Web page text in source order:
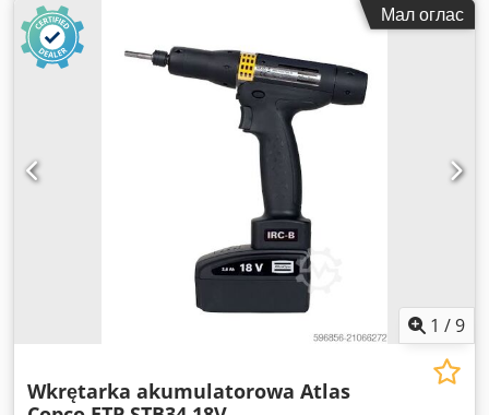
Мал оглас
1 /9
Wkrętarka akumulatorowa Atlas